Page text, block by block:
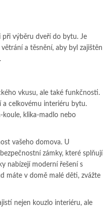
při výběru dveří do bytu. Je
a těsnění, aby byl zajištěn
vkusu, ale také funkčnosti.
celkovému interiéru bytu.
klika-madlo nebo
vašeho domova. U
zámky, které splňují
nabízejí moderní řešení s
máte v domě malé děti, zvážte
nejen kouzlo interiéru, ale